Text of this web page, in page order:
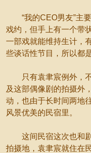
“我的CEO男友”主要
戏约，但手上有一个带
一部戏就能维持生计，
些谈话性节目，所以都
只有袁聿宸例外，不
及这部偶像剧的拍摄外
动，也由于长时间两地
风景优美的民宿里。
这间民宿这次也和剧
拍摄地，袁聿宸就住在